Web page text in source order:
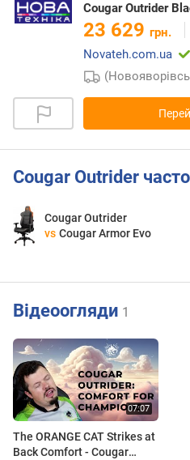
Cougar Outrider
23 629 грн.
Novateh.com.ua
Cougar Outrider
Cougar Outrider
vs Cougar Armor Evo
Відеоогляди 1
The ORANGE CAT Strikes at
Back Comfort - Cougar